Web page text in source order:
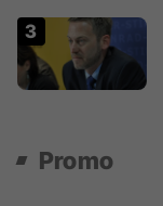
Promo